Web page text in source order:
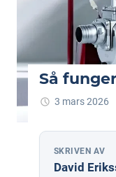
teknik
Så
3 mars 2026
SKRIVEN AV
David